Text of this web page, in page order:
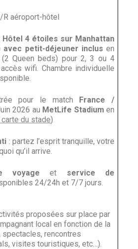
R aéroport-hôtel
Hôtel 4 étoiles sur Manhattan
avec petit-déjeuner inclus en
(2 Queen beds) pour 2, 3 ou 4
wifi. Chambre individuelle
pour le match France /
2026 au MetLife Stadium en
du stade)
: partez l’esprit tranquille, votre
qu’il arrive.
voyage et service de
24/24h et 7/7 jours.
proposées sur place par
local en fonction de la
rencontres
visites touristiques, etc…).